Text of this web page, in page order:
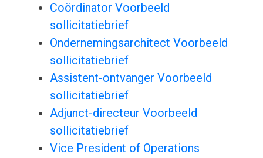
Coördinator Voorbeeld
sollicitatiebrief
Ondernemingsarchitect Voorbeeld
sollicitatiebrief
Assistent-ontvanger Voorbeeld
sollicitatiebrief
Adjunct-directeur Voorbeeld
sollicitatiebrief
Vice President of Operations